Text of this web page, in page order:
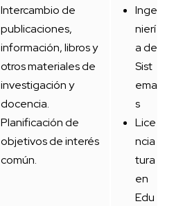
Intercambio de
publicaciones,
información, libros y
otros materiales de
investigación y
docencia.
Planificación de
objetivos de interés
común.
Inge
nierí
a de
Sist
ema
s
Lice
ncia
tura
en
Edu